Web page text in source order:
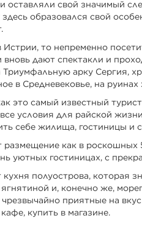
оставляли свой значимый
здесь образовался свой
то непременно
вновь дают спектакли и
арку Сергия,
в Средневековье, на
это самый известный
условия для райской
себе жилища, гостиницы и
как в роскошных
уютных гостиницах, с
полуострова, которая
и, конечно же,
чрезвычайно приятные на
купить в магазине.